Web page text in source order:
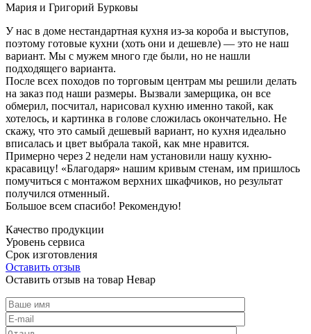
Мария и Григорий Бурковы
У нас в доме нестандартная кухня из-за короба и выступов,
поэтому готовые кухни (хоть они и дешевле) — это не наш
вариант. Мы с мужем много где были, но не нашли
подходящего варианта.
После всех походов по торговым центрам мы решили делать
на заказ под наши размеры. Вызвали замерщика, он все
обмерил, посчитал, нарисовал кухню именно такой, как
хотелось, и картинка в голове сложилась окончательно. Не
скажу, что это самый дешевый вариант, но кухня идеально
вписалась и цвет выбрала такой, как мне нравится.
Примерно через 2 недели нам установили нашу кухню-
красавицу! «Благодаря» нашим кривым стенам, им пришлось
помучиться с монтажом верхних шкафчиков, но результат
получился отменный.
Большое всем спасибо! Рекомендую!
Качество продукции
Уровень сервиса
Срок изготовления
Оставить отзыв
Оставить отзыв на товар Невар